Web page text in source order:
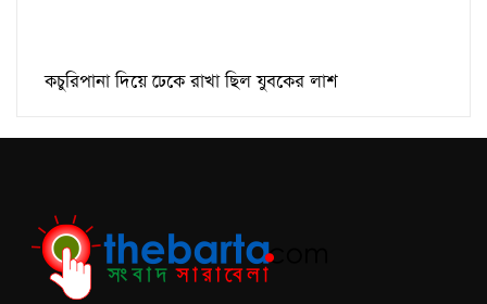
কচুরিপানা দিয়ে ঢেকে রাখা ছিল যুবকের লাশ